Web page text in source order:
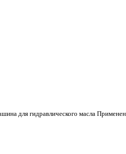
для гидравлического масла